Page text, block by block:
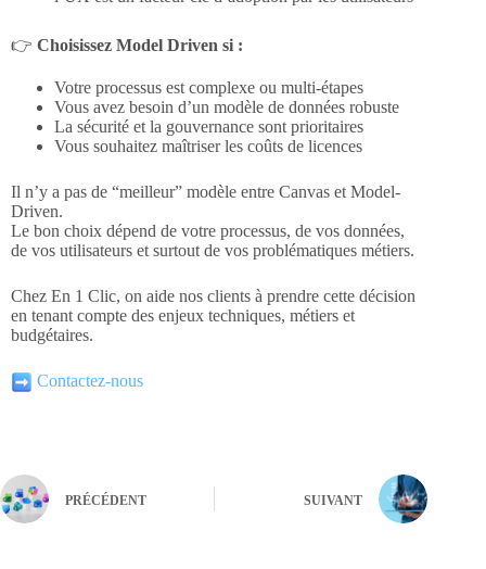
👉 Choisissez Model Driven si :
Votre processus est complexe ou multi-étapes
Vous avez besoin d’un modèle de données robuste
La sécurité et la gouvernance sont prioritaires
Vous souhaitez maîtriser les coûts de licences
Il n’y a pas de “meilleur” modèle entre Canvas et Model-
Driven.
Le bon choix dépend de votre processus, de vos données,
de vos utilisateurs et surtout de vos problématiques métiers.
Chez En 1 Clic, on aide nos clients à prendre cette décision
en tenant compte des enjeux techniques, métiers et
budgétaires.
Contactez-nous
PRÉCÉDENT SUIVANT